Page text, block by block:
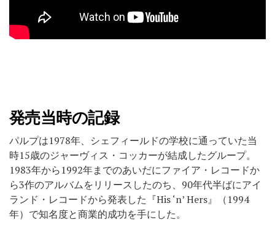
発売当時の記録
パルプは1978年、シェフィールドの学校に通っていた当
時15歳のジャーヴィス・コッカーが結成したグループ。
1983年から1992年までのあいだにファイア・レコードか
ら3作のアルバムをリリースしたのち、90年代半ばにアイ
ランド・レコードから発表した『His ‘n’ Hers』（1994
年）で知名度と商業的成功を手にした。